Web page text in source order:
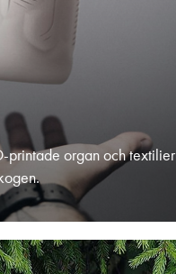
printade organ och textilier